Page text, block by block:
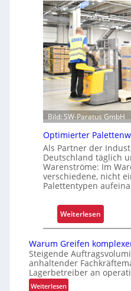
e
r
h
e
i
t
s
t
e
l
l
e
n
o
f
f
e
n
i
c
h
e
r
e
L
o
g
i
s
i
k
f
ü
r
u
n
s
i
c
h
Bild: SW-Paratus GmbH
Optimierter
Als Partner der
Deutschland täglich
Warenströme: Im
verschiedene, nicht
Palettentypen
Weiterlesen:
O
t
i
m
Warum Greifen
Steigende
anhaltender
Lagerbetreiber an
Weiterlesen: